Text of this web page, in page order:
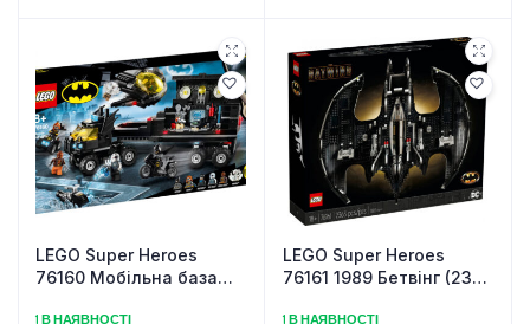
LEGO Super Heroes
76160 Мобільна база
1 В НАЯВНОСТІ
LEGO Super Heroes
76161 1989 Бетвінг (2363
1 В НАЯВНОСТІ